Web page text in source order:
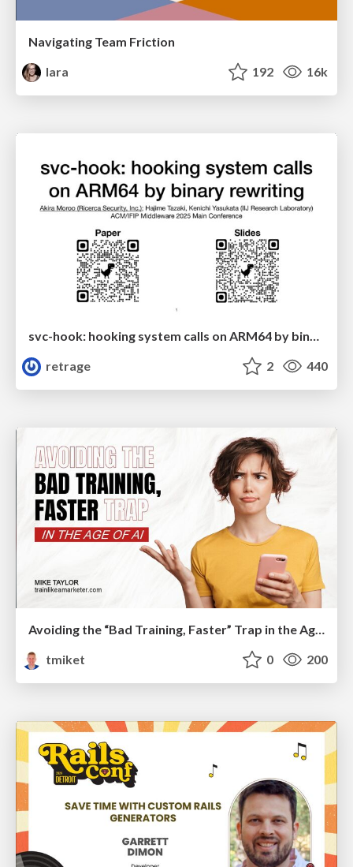
Navigating Team Friction
lara
192 16k
svc-hook: hooking system calls on ARM64 by binary rewriting
retrage
2 440
Avoiding the “Bad Training, Faster” Trap in the Age of AI
tmiket
0 200